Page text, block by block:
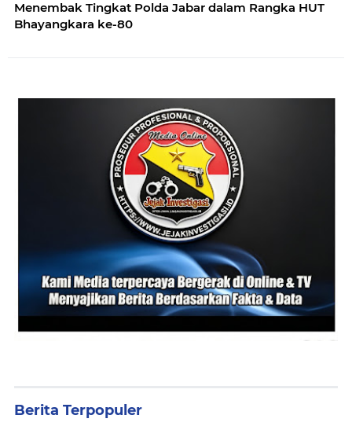
Menembak Tingkat Polda Jabar dalam Rangka HUT
Bhayangkara ke-80
Berita Terpopuler